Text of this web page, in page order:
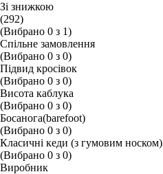
Зі знижкою
(292)
(Вибрано 0 з 1)
Спільне замовлення
(Вибрано 0 з 0)
Підвид кросівок
(Вибрано 0 з 0)
Висота каблука
(Вибрано 0 з 0)
Босанога(barefoot)
(Вибрано 0 з 0)
Класичні кеди (з гумовим носком)
(Вибрано 0 з 0)
Виробник